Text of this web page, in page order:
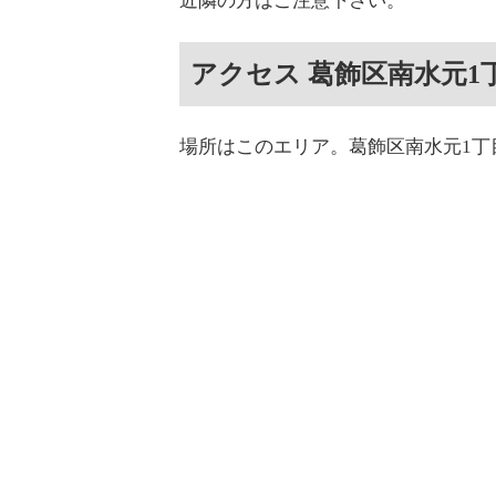
アクセス 葛飾区南水元1
場所はこのエリア。葛飾区南水元1丁